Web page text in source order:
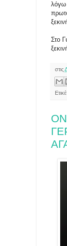
λόγω
Στο
στις